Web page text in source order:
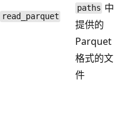
read_parquet
paths 中
提供的
Parquet
格式的文
件